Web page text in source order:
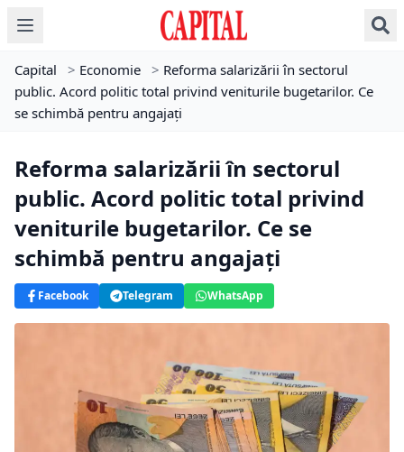
Capital > Economie > Reforma salarizării în sectorul
public. Acord politic total privind veniturile bugetarilor. Ce
se schimbă pentru angajați
Reforma salarizării în sectorul
public. Acord politic total privind
veniturile bugetarilor. Ce se
schimbă pentru angajați
Facebook Telegram WhatsApp